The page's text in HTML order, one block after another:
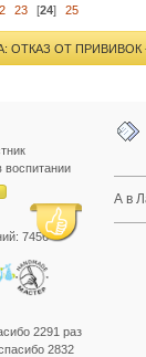
23 [24] 25
ОТКАЗ ОТ ПРИВИВОК
7456
2291 раз
2832
А в